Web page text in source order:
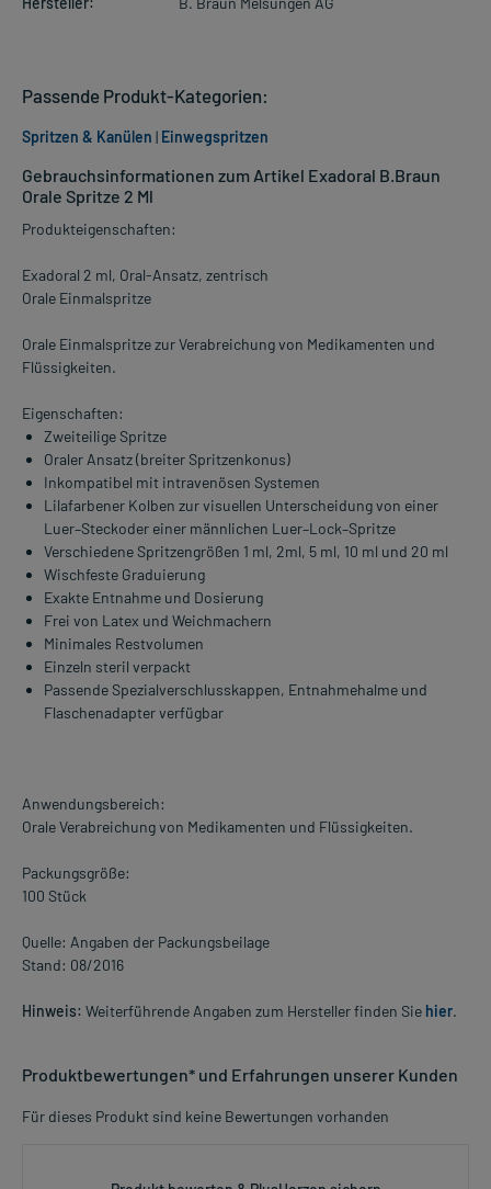
Gebrauchsinformationen zum Artikel Exadoral B.Braun
Orale Spritze 2 Ml
Produkteigenschaften:
Exadoral 2 ml, Oral-Ansatz, zentrisch
Orale Einmalspritze
Orale Einmalspritze zur Verabreichung von Medikamenten und
Flüssigkeiten.
Eigenschaften:
Zweiteilige Spritze
Oraler Ansatz (breiter Spritzenkonus)
Inkompatibel mit intravenösen Systemen
Lilafarbener Kolben zur visuellen Unterscheidung von einer
Luer–Steckoder einer männlichen Luer–Lock–Spritze
Verschiedene Spritzengrößen 1 ml, 2ml, 5 ml, 10 ml und 20 ml
Wischfeste Graduierung
Exakte Entnahme und Dosierung
Frei von Latex und Weichmachern
Minimales Restvolumen
Einzeln steril verpackt
Passende Spezialverschlusskappen, Entnahmehalme und
Flaschenadapter verfügbar
Anwendungsbereich:
Orale Verabreichung von Medikamenten und Flüssigkeiten.
Packungsgröße:
100 Stück
Quelle: Angaben der Packungsbeilage
Stand: 08/2016
Hinweis: Weiterführende Angaben zum Hersteller finden Sie hier.
Produktbewertungen* und Erfahrungen unserer Kunden
Für dieses Produkt sind keine Bewertungen vorhanden
Passende Produkt-Kategorien:
Spritzen & Kanülen | Einwegspritzen